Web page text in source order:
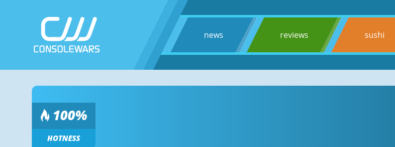
news reviews sushi
100%
HOTNESS